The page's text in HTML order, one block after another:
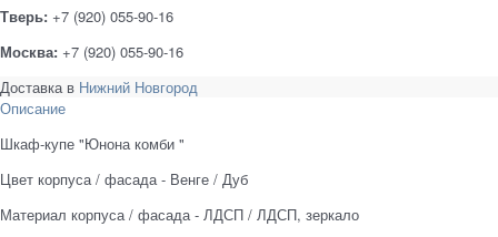
Тверь: +7 (920) 055-90-16
Москва: +7 (920) 055-90-16
Доставка в Нижний Новгород
Описание
Шкаф-купе "Юнона комби "
Цвет корпуса / фасада - Венге / Дуб
Материал корпуса / фасада - ЛДСП / ЛДСП, зеркало